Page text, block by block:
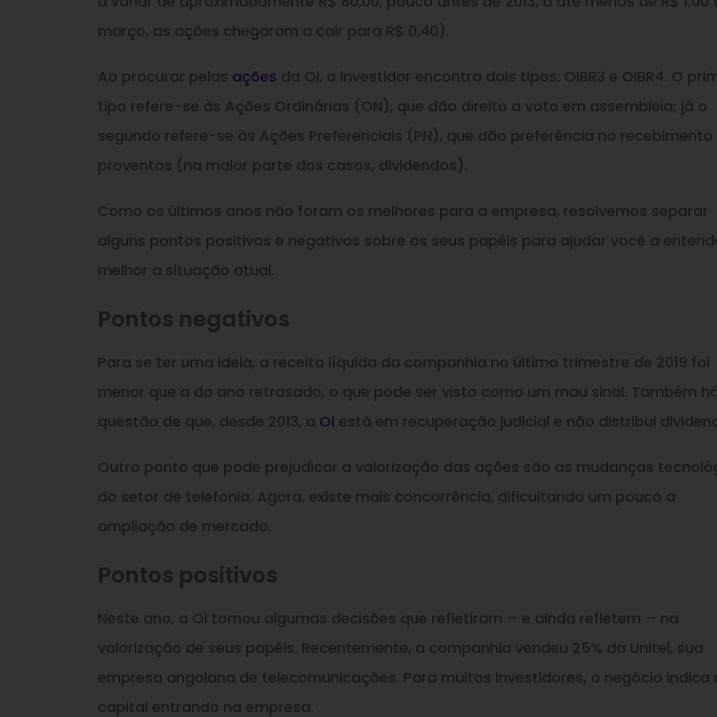
março, as ações chegaram a cair para R$ 0,40).
Ao procurar pelas ações da Oi, o investidor encontra dois tipos: OIBR3 e OIBR4. O
tipo refere-se às Ações Ordinárias (ON), que dão direito a voto em assembleia; já o
segundo refere-se às Ações Preferenciais (PN), que dão preferência no recebimento
proventos (na maior parte dos casos, dividendos).
Como os últimos anos não foram os melhores para a empresa, resolvemos separar
alguns pontos positivos e negativos sobre os seus papéis para ajudar você a
melhor a situação atual.
Pontos negativos
Para se ter uma ideia, a receita líquida da companhia no último trimestre de 2019 foi
menor que a do ano retrasado, o que pode ser visto como um mau sinal. Também
questão de que, desde 2013, a Oi está em recuperação judicial e não distribui
Outro ponto que pode prejudicar a valorização das ações são as mudanças
do setor de telefonia. Agora, existe mais concorrência, dificultando um pouco a
ampliação de mercado.
Pontos positivos
Neste ano, a Oi tomou algumas decisões que refletiram – e ainda refletem – na
valorização de seus papéis. Recentemente, a companhia vendeu 25% da Unitel, sua
empresa angolana de telecomunicações. Para muitos investidores, o negócio indica
capital entrando na empresa.